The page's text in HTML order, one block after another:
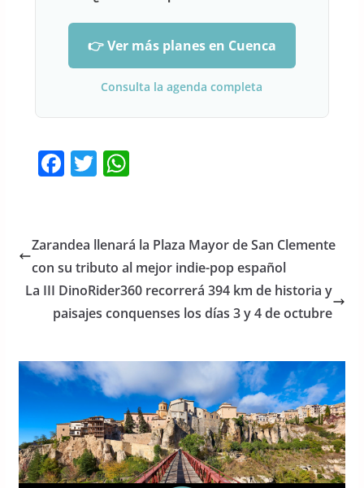
👉 Ver más planes en Cuenca
Consulta la agenda completa
F
e
b
o
o
T
er
W
s
A
p
p
Zarandea llenará la Plaza Mayor de San Clemente
con su tributo al mejor indie-pop español
La III DinoRider360 recorrerá 394 km de historia y
paisajes conquenses los días 3 y 4 de octubre